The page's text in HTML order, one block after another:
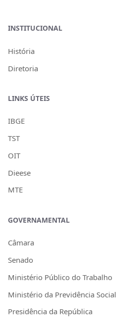
INSTITUCIONAL
História
Diretoria
LINKS ÚTEIS
IBGE
TST
OIT
Dieese
MTE
GOVERNAMENTAL
Câmara
Senado
Ministério Público do Trabalho
Ministério da Previdência Social
Presidência da República